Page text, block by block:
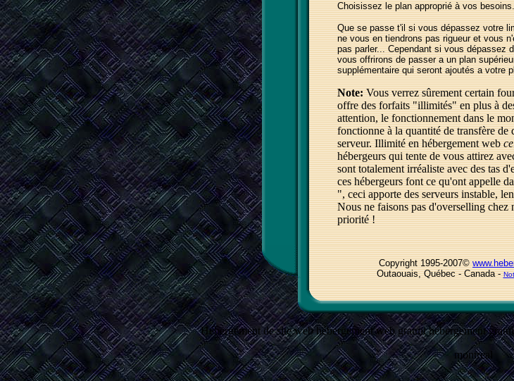
Choisissez le plan approprié à vos besoins.
Que se passe t'il si vous dépassez votre
ne vous en tiendrons pas rigueur et vous
pas parler... Cependant si vous dépassez
vous offrirons de passer a un plan
supplémentaire qui seront ajoutés a votre
Note:Vous verrez sûrement certain
offre des forfaits "illimités" en plus à
attention, le fonctionnement dans le
fonctionne à la quantité de transfère de
serveur. Illimité en hébergement web
hébergeurs qui tente de vous attirez
sont totalement irréaliste avec des tas
ces hébergeurs font ce qu'ont appelle
", ceci apporte des serveurs instable,
Nous ne faisons pas d'overselling
priorité !
Copyright 1995-2007©
Outaouais, Québec - Canada -
Hébergement de site web hébergement web gratuit hébergement
montreal